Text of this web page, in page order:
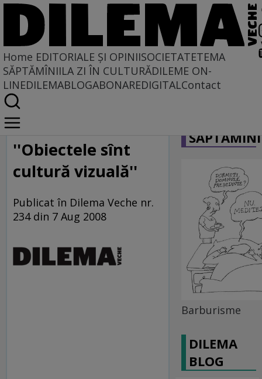
Home EDITORIALE ȘI OPINIISOCIETATETEMA
SĂPTĂMÎNIILA ZI ÎN CULTURĂDILEME ON-
LINEDILEMABLOGABONAREDIGITALContact
Home
Oameni cu dileme
''Obiectele sînt
cultură vizuală''
Publicat în Dilema Veche nr.
234 din 7 Aug 2008
Barburisme
DILEMA
BLOG